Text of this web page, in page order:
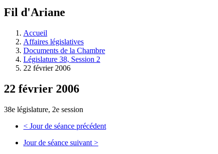
à
législative.
Fil d'Ariane
Accueil
Affaires législatives
Documents de la Chambre
Législature 38, Session 2
22 février 2006
22 février 2006
38e législature, 2e session
< Jour de séance précédent
Jour de séance suivant >